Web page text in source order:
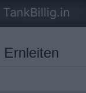
TankBillig.in